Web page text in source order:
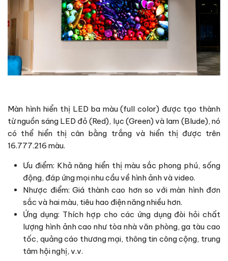
Màn hình hiển thị LED ba màu (full color) được tạo thành
từ nguồn sáng LED đỏ (Red), lục (Green) và lam (Blude), nó
có thể hiển thị cân bằng trắng và hiển thị được trên
16.777.216 màu.
Ưu điểm: Khả năng hiển thị màu sắc phong phú, sống
động, đáp ứng mọi nhu cầu về hình ảnh và video.
Nhược điểm: Giá thành cao hơn so với màn hình đơn
sắc và hai màu, tiêu hao điện năng nhiều hơn.
Ứng dụng: Thích hợp cho các ứng dụng đòi hỏi chất
lượng hình ảnh cao như tòa nhà văn phòng, ga tàu cao
tốc, quảng cáo thương mại, thông tin công cộng, trung
tâm hội nghị, v.v.